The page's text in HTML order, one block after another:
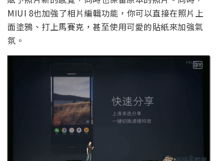
MIUI 8也加強了相片編輯功能，你可以直接在照片上
面塗鴉、打上馬賽克，甚至使用可愛的貼紙來加強氣
氛。